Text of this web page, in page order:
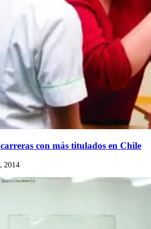
con más titulados en Chile
2014